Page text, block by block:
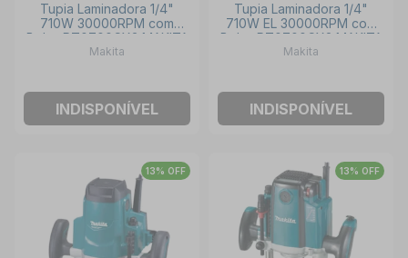
Tupia Laminadora 1/4"
710W 30000RPM com
Bolsa RT0700CX3 MAKITA
Makita
INDISPONÍVEL
Tupia Laminadora 1/4"
710W EL 30000RPM com
Bolsa RT0700CX2 MAKITA
Makita
INDISPONÍVEL
13% OFF 13% OFF